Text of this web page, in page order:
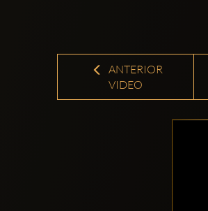
ANTERIOR
VIDEO